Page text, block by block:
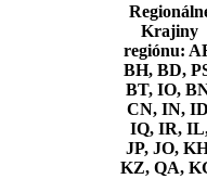
Krajiny
regiónu:
BH, BD,
BT, IO,
CN, IN,
IQ, IR,
JP, JO,
KZ, QA,